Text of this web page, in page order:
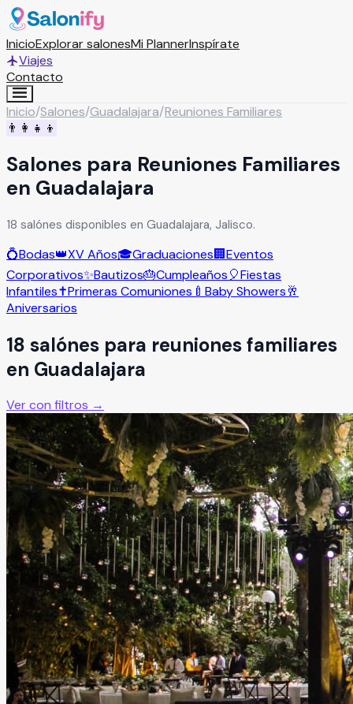
InicioExplorar salonesMi PlannerInspírate
Viajes
Contacto
Inicio/Salones/Guadalajara/Reuniones Familiares
👨‍👩‍👧‍👦
Salones para Reuniones Familiares
en Guadalajara
18 salónes disponibles en Guadalajara, Jalisco.
💍Bodas👑XV Años🎓Graduaciones🏢Eventos
Corporativos✨Bautizos🎂Cumpleaños🎈Fiestas
Infantiles✝️Primeras Comuniones 🍼 Baby Showers🥂
Aniversarios
18 salónes para reuniones familiares
en Guadalajara
Ver con filtros →